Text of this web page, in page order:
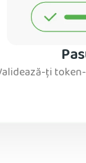
ți